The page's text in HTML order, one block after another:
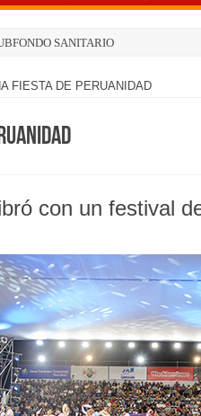
SANITARIO
FIESTA DE PERUANIDAD
con un festival